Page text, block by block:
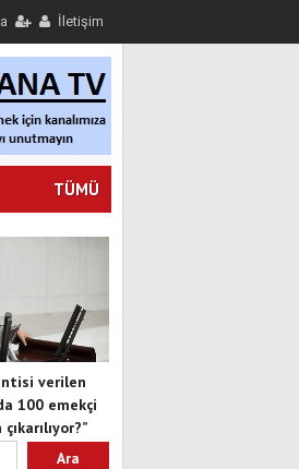
İletişim
TÜMÜ
verilen
100 emekçi